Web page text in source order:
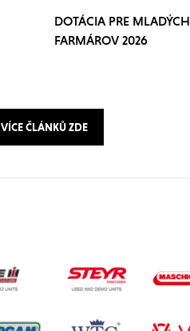
DOTÁCIA PRE MLADÝCH
FARMÁROV 2026
VÍCE ČLÁNKŮ ZDE